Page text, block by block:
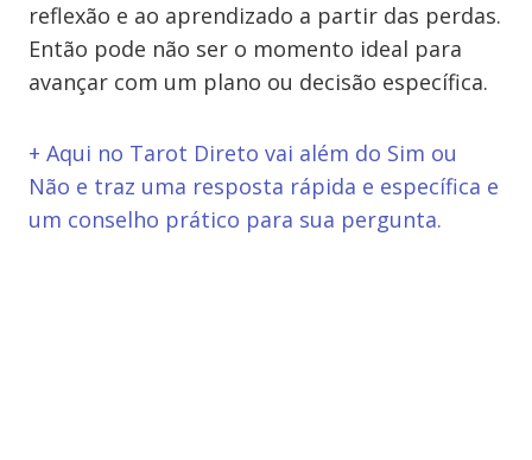
reflexão e ao aprendizado a partir das perdas.
Então pode não ser o momento ideal para
avançar com um plano ou decisão específica.
+ Aqui no Tarot Direto vai além do Sim ou
Não e traz uma resposta rápida e específica e
um conselho prático para sua pergunta.